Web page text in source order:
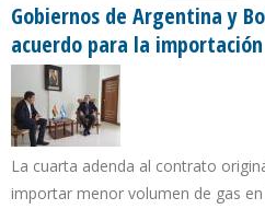
Gobiernos de Argentina y
acuerdo para la
La cuarta adenda al contrato
importar menor volumen de gas